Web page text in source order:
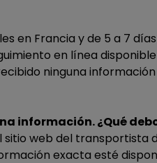
en Francia y de 5 a 7
en línea
ninguna
información. ¿Qué
web del transportista
exacta esté